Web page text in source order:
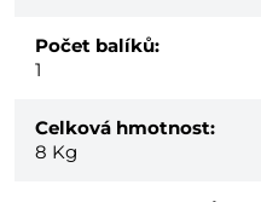
Počet balíků:
1
Celková hmotnost:
8 Kg